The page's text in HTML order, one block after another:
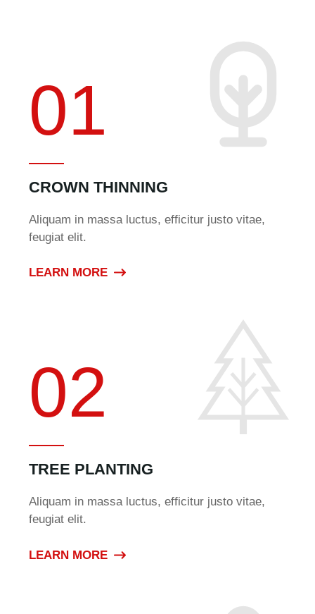
01
CROWN THINNING
Aliquam in massa luctus, efficitur justo vitae,
feugiat elit.
LEARN MORE
02
TREE PLANTING
Aliquam in massa luctus, efficitur justo vitae,
feugiat elit.
LEARN MORE